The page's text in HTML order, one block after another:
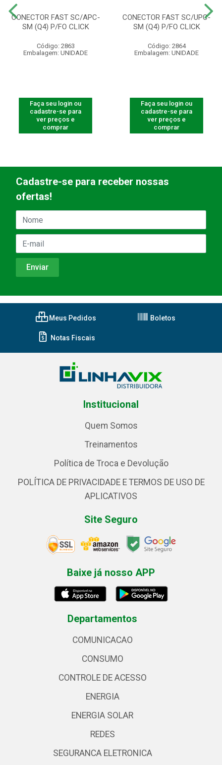
CONECTOR FAST SC/APC-
SM (Q4) P/FO CLICK
Código: 2863
Embalagem: UNIDADE
Faça seu login ou
cadastre-se para
ver preços e
comprar
CONECTOR FAST SC/UPC-
SM (Q4) P/FO CLICK
Código: 2864
Embalagem: UNIDADE
Faça seu login ou
cadastre-se para
ver preços e
comprar
Cadastre-se para receber nossas
ofertas!
Meus Pedidos Boletos
Notas Fiscais
Institucional
Quem Somos
Treinamentos
Política de Troca e Devolução
POLÍTICA DE PRIVACIDADE E TERMOS DE USO DE
APLICATIVOS
Site Seguro
Baixe já nosso APP
Departamentos
COMUNICACAO
CONSUMO
CONTROLE DE ACESSO
ENERGIA
ENERGIA SOLAR
REDES
SEGURANCA ELETRONICA